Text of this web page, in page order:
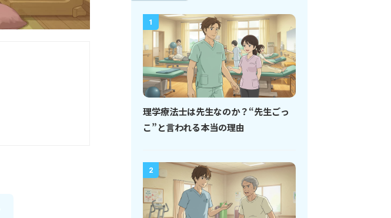
1
理学療法士は先生なのか？“先生ごっ
こ”と言われる本当の理由
2